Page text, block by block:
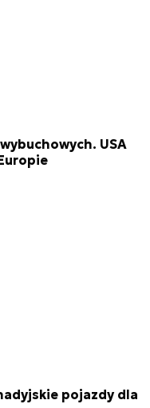
USA
pojazdy dla